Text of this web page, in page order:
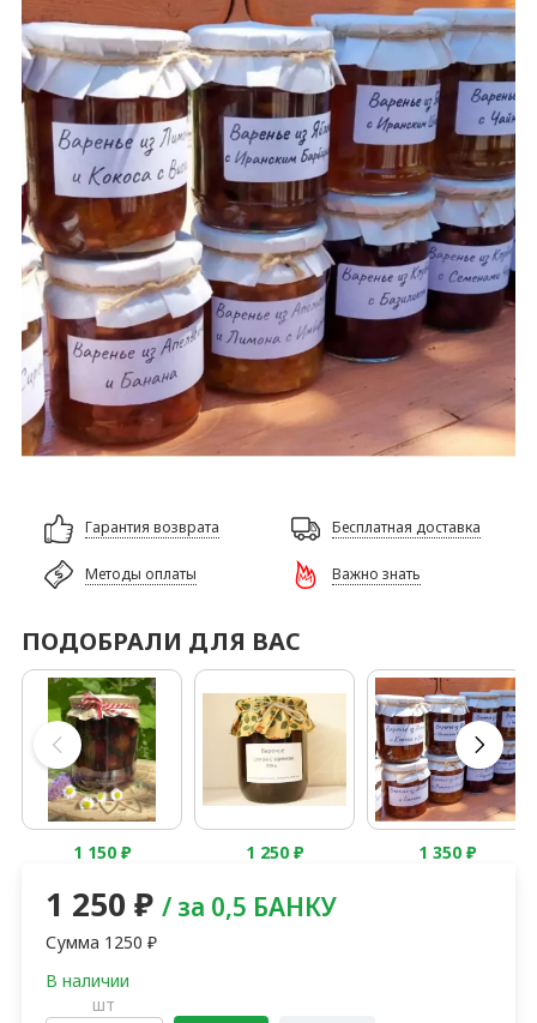
Гарантия возврата Бесплатная доставка
Методы оплаты Важно знать
ПОДОБРАЛИ ДЛЯ ВАС
1 150₽ 1 250₽ 1 350₽
1 250 ₽ / за 0,5 БАНКУ
Сумма 1250 ₽
шт